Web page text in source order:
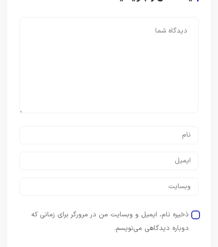
ذخیره نام، ایمیل و وبسایت من در مرورگر برای زمانی که
دوباره دیدگاهی می‌نویسم.